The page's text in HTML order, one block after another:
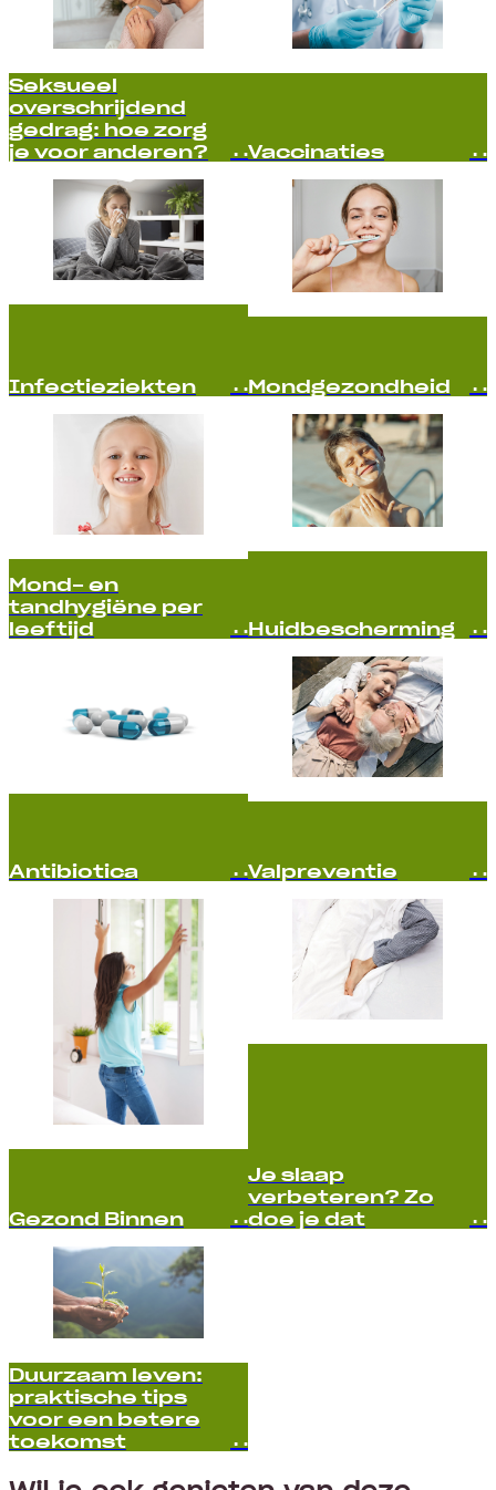
Seksueel
overschrijdend
gedrag: hoe zorg
je voor anderen? Vaccinaties
Infectieziekten Mondgezondheid
Mond- en
tandhygiëne per
leeftijd Huidbescherming
Antibiotica Valpreventie
Gezond Binnen
Je slaap
verbeteren? Zo
doe je dat
Duurzaam leven:
praktische tips
voor een betere
toekomst